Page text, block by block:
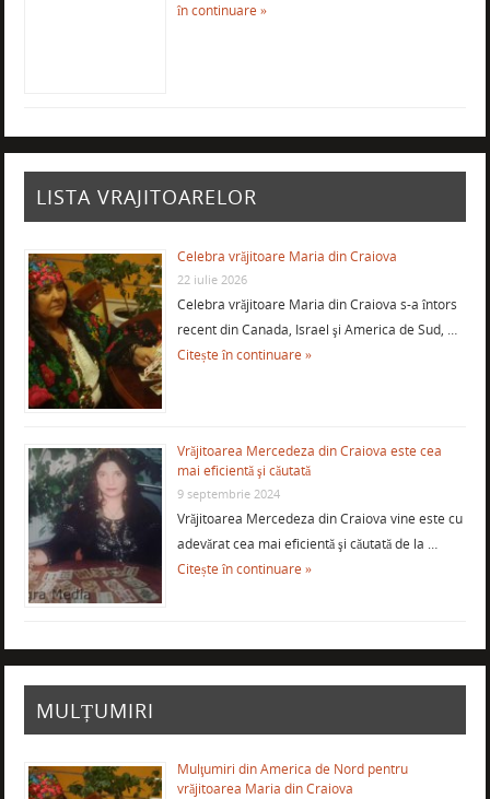
în continuare »
LISTA VRAJITOARELOR
Celebra vrăjitoare Maria din Craiova
22 iulie 2026
Celebra vrăjitoare Maria din Craiova s-a întors
recent din Canada, Israel şi America de Sud, …
Citește în continuare »
Vrăjitoarea Mercedeza din Craiova este cea
mai eficientă şi căutată
9 septembrie 2024
Vrăjitoarea Mercedeza din Craiova vine este cu
adevărat cea mai eficientă şi căutată de la …
Citește în continuare »
MULȚUMIRI
Mulţumiri din America de Nord pentru
vrăjitoarea Maria din Craiova